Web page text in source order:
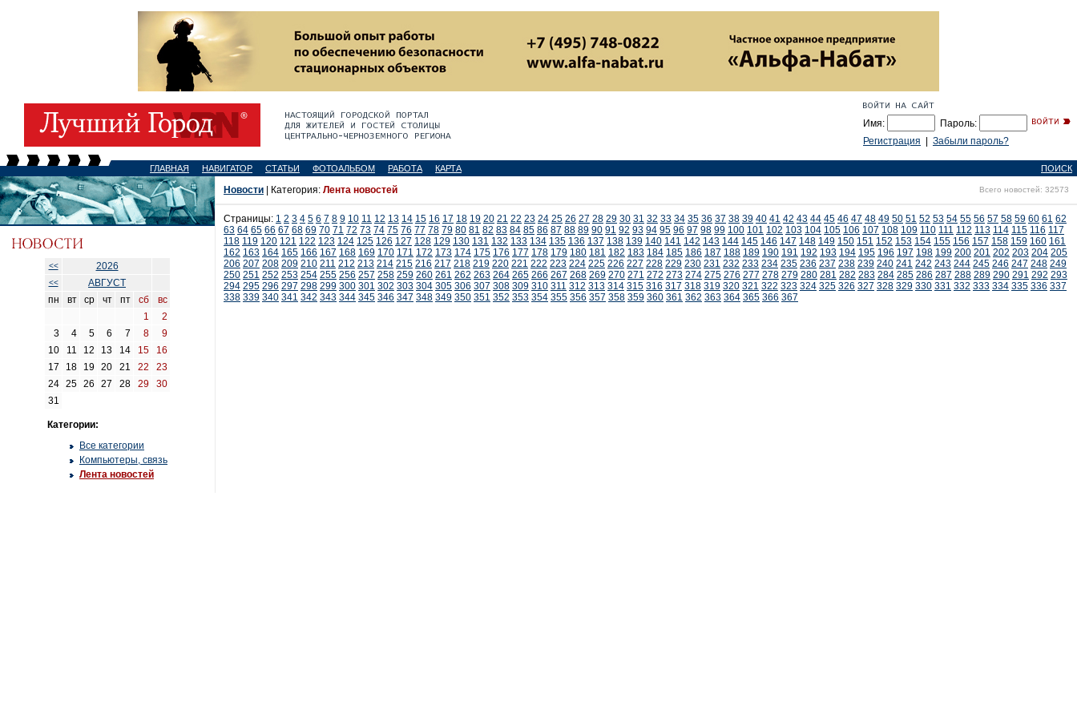
Имя:
Пароль:
Регистрация
Забыли пароль?
ГЛАВНАЯ НАВИГАТОР СТАТЬИ ФОТОАЛЬБОМ РАБОТА КАРТА ПОИСК
<< 2026
<<
АВГУСТ
пн
вт ср чт пт сб
вс
1
2
3
4 5 6 7 8
9
10
11 12 13 14 15
16
17
18 19 20 21 22
23
24 25 26 27 28 29
30
31
Категории:
Все категории
Компьютеры, связь
Лента новостей
Новости | Категория: Лента новостей Всего новостей: 32573
Страницы: 1 2 3 4 5 6 7 8 9 10 11 12 13 14 15 16 17 18 19 20 21 22 23 24 25 26 27 28 29 30 31 32 33 34 35 36 37 38 39 40 41 42 43 44 45 46 47 48 49 50 51 52 53 54 55 56 57 58 59 60 61 62
63 64 65 66 67 68 69 70 71 72 73 74 75 76 77 78 79 80 81 82 83 84 85 86 87 88 89 90 91 92 93 94 95 96 97 98 99 100 101 102 103 104 105 106 107 108 109 110 111 112 113 114 115 116 117
118 119 120 121 122 123 124 125 126 127 128 129 130 131 132 133 134 135 136 137 138 139 140 141 142 143 144 145 146 147 148 149 150 151 152 153 154 155 156 157 158 159 160 161
162 163 164 165 166 167 168 169 170 171 172 173 174 175 176 177 178 179 180 181 182 183 184 185 186 187 188 189 190 191 192 193 194 195 196 197 198 199 200 201 202 203 204 205
206 207 208 209 210 211 212 213 214 215 216 217 218 219 220 221 222 223 224 225 226 227 228 229 230 231 232 233 234 235 236 237 238 239 240 241 242 243 244 245 246 247 248 249
250 251 252 253 254 255 256 257 258 259 260 261 262 263 264 265 266 267 268 269 270 271 272 273 274 275 276 277 278 279 280 281 282 283 284 285 286 287 288 289 290 291 292 293
294 295 296 297 298 299 300 301 302 303 304 305 306 307 308 309 310 311 312 313 314 315 316 317 318 319 320 321 322 323 324 325 326 327 328 329 330 331 332 333 334 335 336 337
338 339 340 341 342 343 344 345 346 347 348 349 350 351 352 353 354 355 356 357 358 359 360 361 362 363 364 365 366 367